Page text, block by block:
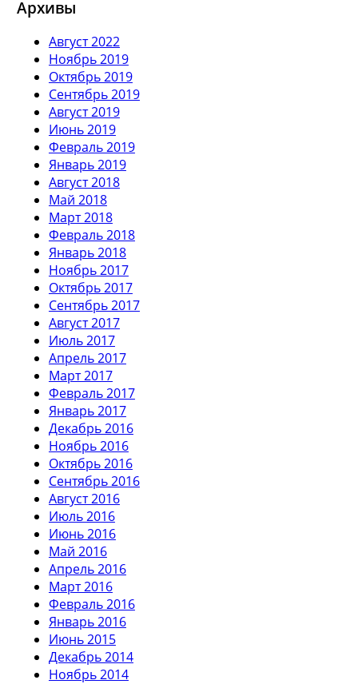
Архивы
Август 2022
Ноябрь 2019
Октябрь 2019
Сентябрь 2019
Август 2019
Июнь 2019
Февраль 2019
Январь 2019
Август 2018
Май 2018
Март 2018
Февраль 2018
Январь 2018
Ноябрь 2017
Октябрь 2017
Сентябрь 2017
Август 2017
Июль 2017
Апрель 2017
Март 2017
Февраль 2017
Январь 2017
Декабрь 2016
Ноябрь 2016
Октябрь 2016
Сентябрь 2016
Август 2016
Июль 2016
Июнь 2016
Май 2016
Апрель 2016
Март 2016
Февраль 2016
Январь 2016
Июнь 2015
Декабрь 2014
Ноябрь 2014